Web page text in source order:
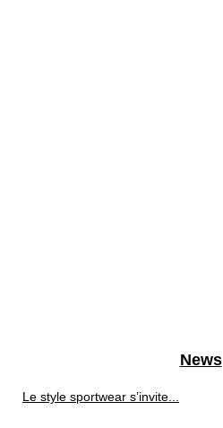
News
Le style sportwear s’invite...